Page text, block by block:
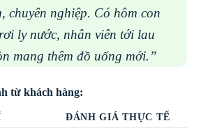
chuyên nghiệp. Có hôm con
ly nước, nhân viên tới lau
mang thêm đồ uống mới.”
từ khách hàng:
ĐÁNH GIÁ THỰC TẾ